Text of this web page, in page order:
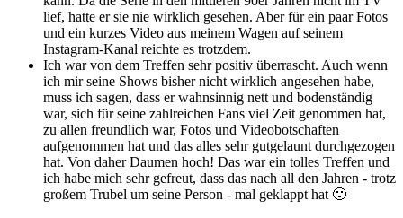
lief, hatte er sie nie wirklich gesehen. Aber für ein paar Fotos
und ein kurzes Video aus meinem Wagen auf seinem
Instagram-Kanal reichte es trotzdem.
Ich war von dem Treffen sehr positiv überrascht. Auch wenn
ich mir seine Shows bisher nicht wirklich angesehen habe,
muss ich sagen, dass er wahnsinnig nett und bodenständig
war, sich für seine zahlreichen Fans viel Zeit genommen hat,
zu allen freundlich war, Fotos und Videobotschaften
aufgenommen hat und das alles sehr gutgelaunt durchgezogen
hat. Von daher Daumen hoch! Das war ein tolles Treffen und
ich habe mich sehr gefreut, dass das nach all den Jahren - trotz
großem Trubel um seine Person - mal geklappt hat 🙂